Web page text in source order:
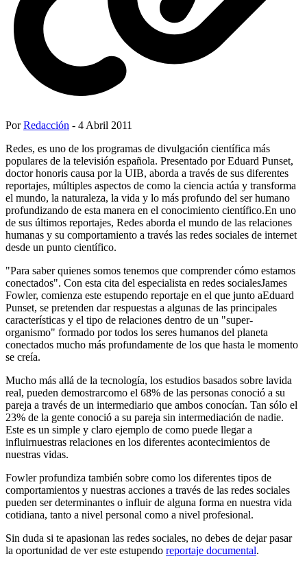
PorRedacción - 4 Abril 2011
Redes, es uno de los programas de divulgación científica más
populares de la televisión española. Presentado por Eduard Punset,
doctor honoris causa por la UIB, aborda a través de sus diferentes
reportajes, múltiples aspectos de como la ciencia actúa y transforma
el mundo, la naturaleza, la vida y lo más profundo del ser humano
profundizando de esta manera en el conocimiento científico.En uno
de sus últimos reportajes, Redes aborda el mundo de las relaciones
humanas y su comportamiento a través las redes sociales de internet
desde un punto científico.
"Para saber quienes somos tenemos que comprender cómo estamos
conectados". Con esta cita del especialista en redes socialesJames
Fowler, comienza este estupendo reportaje en el que junto aEduard
Punset, se pretenden dar respuestas a algunas de las principales
características y el tipo de relaciones dentro de un "super-
organismo" formado por todos los seres humanos del planeta
conectados mucho más profundamente de los que hasta le momento
se creía.
Mucho más allá de la tecnología, los estudios basados sobre lavida
real, pueden demostrarcomo el 68% de las personas conoció a su
pareja a través de un intermediario que ambos conocían. Tan sólo el
23% de la gente conoció a su pareja sin intermediación de nadie.
Este es un simple y claro ejemplo de como puede llegar a
influirnuestras relaciones en los diferentes acontecimientos de
nuestras vidas.
Fowler profundiza también sobre como los diferentes tipos de
comportamientos y nuestras acciones a través de las redes sociales
pueden ser determinantes o influir de alguna forma en nuestra vida
cotidiana, tanto a nivel personal como a nivel profesional.
Sin duda si te apasionan las redes sociales, no debes de dejar pasar
la oportunidad de ver este estupendo reportaje documental.